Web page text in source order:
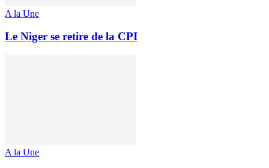
A la Une
Le Niger se retire de la CPI
A la Une